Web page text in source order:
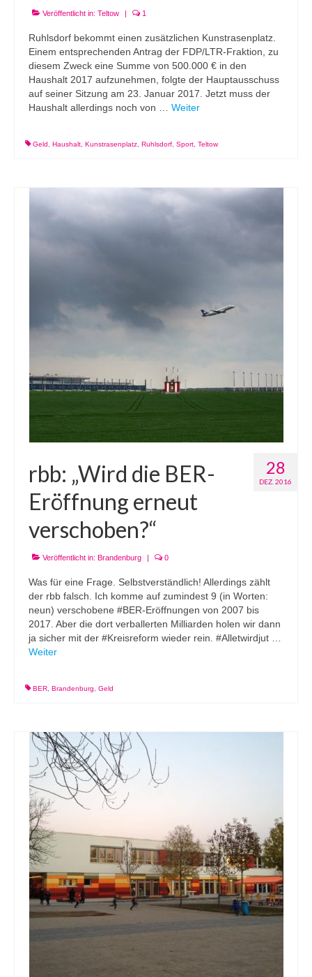
Veröffentlicht in: Teltow | 1
Ruhlsdorf bekommt einen zusätzlichen Kunstrasenplatz.
Einem entsprechenden Antrag der FDP/LTR-Fraktion, zu
diesem Zweck eine Summe von 500.000 € in den
Haushalt 2017 aufzunehmen, folgte der Hauptausschuss
auf seiner Sitzung am 23. Januar 2017. Jetzt muss der
Haushalt allerdings noch von … Weiter
Geld Haushalt Kunstrasenplatz Ruhlsdorf Sport Teltow
28
DEZ. 2016
rbb: „Wird die BER-
Eröffnung erneut
verschoben?“
Veröffentlicht in: Brandenburg | 0
Was für eine Frage. Selbstverständlich! Allerdings zählt
der rbb falsch. Ich komme auf zumindest 9 (in Worten:
neun) verschobene #BER-Eröffnungen von 2007 bis
2017. Aber die dort verballerten Milliarden holen wir dann
ja sicher mit der #Kreisreform wieder rein. #Alletwirdjut …
Weiter
BER Brandenburg Geld